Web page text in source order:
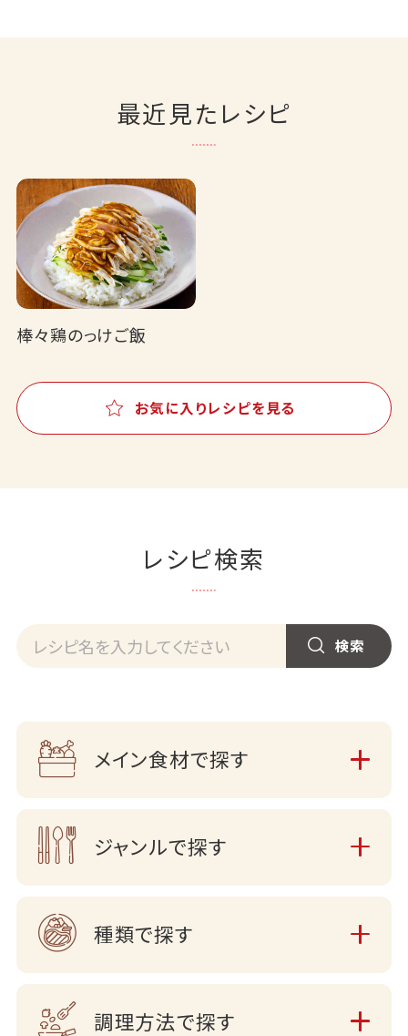
最近見たレシピ
棒々鶏のっけご飯
お気に入りレシピを見る
レシピ検索
メイン食材で探す
ジャンルで探す
種類で探す
調理方法で探す